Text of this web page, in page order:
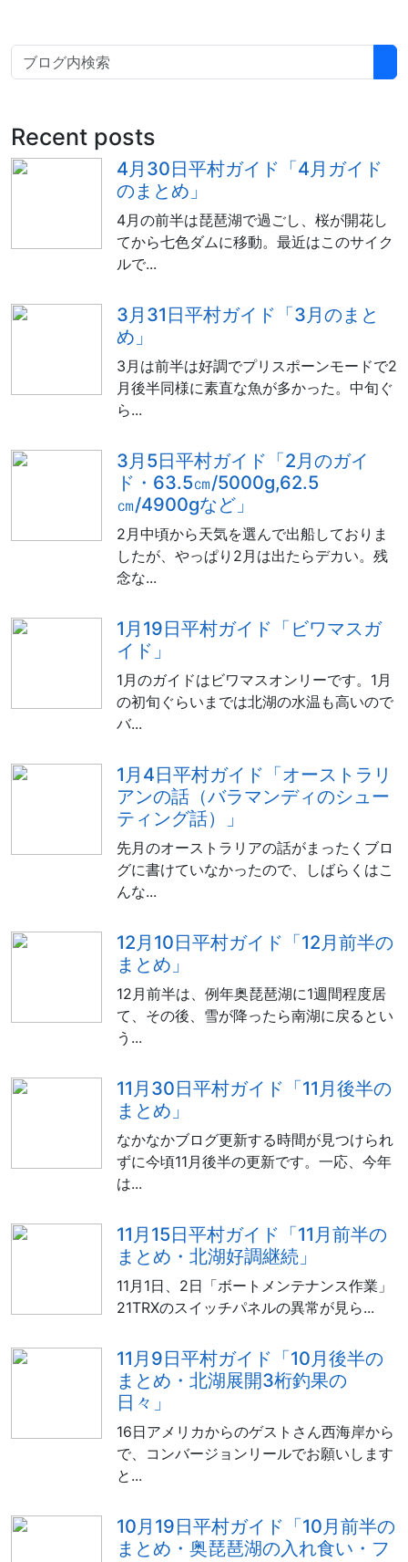
Recent posts
4月30日平村ガイド「4月ガイド
のまとめ」
4月の前半は琵琶湖で過ごし、桜が開花し
てから七色ダムに移動。最近はこのサイク
ルで...
3月31日平村ガイド「3月のまと
め」
3月は前半は好調でプリスポーンモードで2
月後半同様に素直な魚が多かった。中旬ぐ
ら...
3月5日平村ガイド「2月のガイ
ド・63.5㎝/5000g,62.5
㎝/4900gなど」
2月中頃から天気を選んで出船しておりま
したが、やっぱり2月は出たらデカい。残
念な...
1月19日平村ガイド「ビワマスガ
イド」
1月のガイドはビワマスオンリーです。1月
の初旬ぐらいまでは北湖の水温も高いので
バ...
1月4日平村ガイド「オーストラリ
アンの話（バラマンディのシュー
ティング話）」
先月のオーストラリアの話がまったくブロ
グに書けていなかったので、しばらくはこ
んな...
12月10日平村ガイド「12月前半の
まとめ」
12月前半は、例年奥琵琶湖に1週間程度居
て、その後、雪が降ったら南湖に戻るとい
う...
11月30日平村ガイド「11月後半の
まとめ」
なかなかブログ更新する時間が見つけられ
ずに今頃11月後半の更新です。一応、今年
は...
11月15日平村ガイド「11月前半の
まとめ・北湖好調継続」
11月1日、2日「ボートメンテナンス作業」
21TRXのスイッチパネルの異常が見ら...
11月9日平村ガイド「10月後半の
まとめ・北湖展開3桁釣果の
日々」
16日アメリカからのゲストさん西海岸から
で、コンバージョンリールでお願いします
と...
10月19日平村ガイド「10月前半の
まとめ・奥琵琶湖の入れ食い・フ